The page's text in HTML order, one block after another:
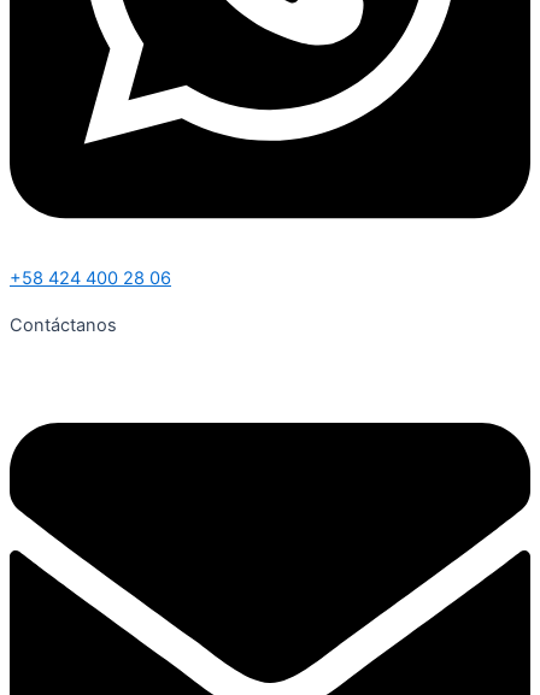
+58 424 400 28 06
Contáctanos